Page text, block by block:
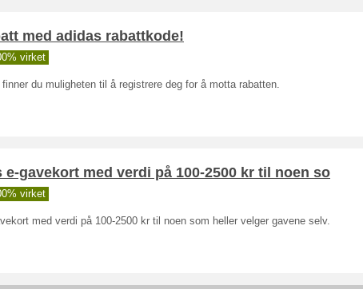
med adidas rabattkode!
virket
finner du muligheten til å registrere deg for å motta rabatten.
e-gavekort med verdi på 100-2500 kr til noen so
virket
med verdi på 100-2500 kr til noen som heller velger gavene selv.